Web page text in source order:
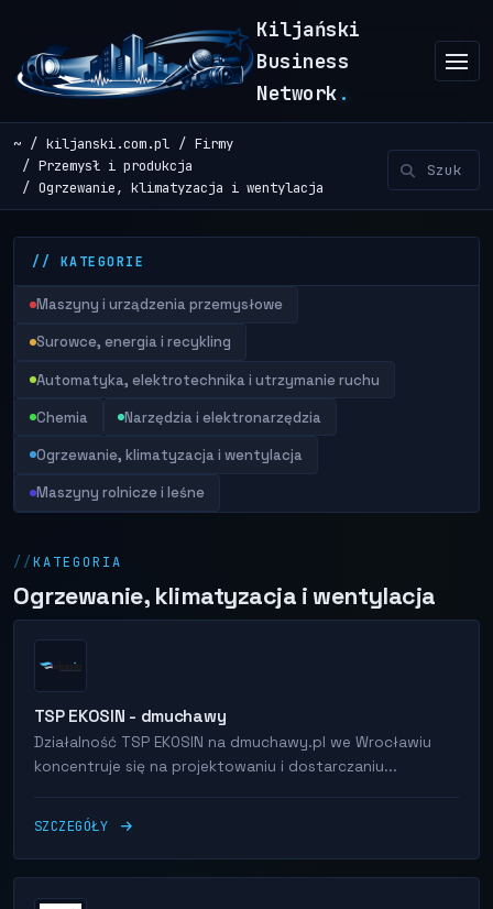
Kiljański
Business
Network .
~ kiljanski.com.pl
Firmy
Przemysł i produkcja
Ogrzewanie, klimatyzacja i wentylacja
// KATEGORIE
Maszyny i urządzenia przemysłowe
Surowce, energia i recykling
Automatyka, elektrotechnika i utrzymanie ruchu
Chemia Narzędzia i elektronarzędzia
Ogrzewanie, klimatyzacja i wentylacja
Maszyny rolnicze i leśne
KATEGORIA
Ogrzewanie, klimatyzacja i wentylacja
TSP EKOSIN - dmuchawy
Działalność TSP EKOSIN na dmuchawy.pl we Wrocławiu
koncentruje się na projektowaniu i dostarczaniu...
SZCZEGÓŁY